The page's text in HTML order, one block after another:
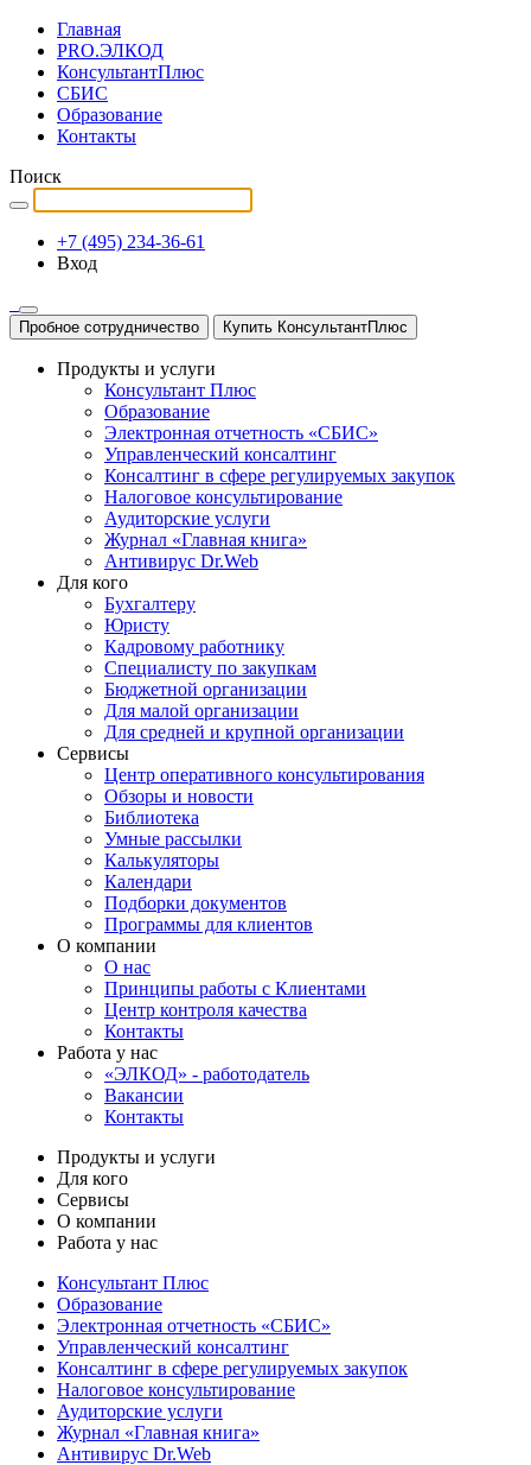
Главная
PRO.ЭЛКОД
КонсультантПлюс
СБИС
Образование
Контакты
Поиск
+7 (495) 234-36-61
Вход
Пробное сотрудничество Купить КонсультантПлюс
Продукты и услуги
Консультант Плюс
Образование
Электронная отчетность «СБИС»
Управленческий консалтинг
Консалтинг в сфере регулируемых закупок
Налоговое консультирование
Аудиторские услуги
Журнал «Главная книга»
Антивирус Dr.Web
Для кого
Бухгалтеру
Юристу
Кадровому работнику
Специалисту по закупкам
Бюджетной организации
Для малой организации
Для средней и крупной организации
Сервисы
Центр оперативного консультирования
Обзоры и новости
Библиотека
Умные рассылки
Калькуляторы
Календари
Подборки документов
Программы для клиентов
О компании
О нас
Принципы работы с Клиентами
Центр контроля качества
Контакты
Работа у нас
«ЭЛКОД» - работодатель
Вакансии
Контакты
Продукты и услуги
Для кого
Сервисы
О компании
Работа у нас
Консультант Плюс
Образование
Электронная отчетность «СБИС»
Управленческий консалтинг
Консалтинг в сфере регулируемых закупок
Налоговое консультирование
Аудиторские услуги
Журнал «Главная книга»
Антивирус Dr.Web